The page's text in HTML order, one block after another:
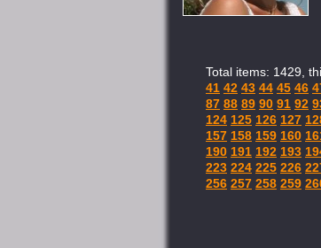
Total items: 1429,
41 42 43 44 45 46
87 88 89 90 91 92
124 125 126 127
157 158 159 160
190 191 192 193
223 224 225 226
256 257 258 259